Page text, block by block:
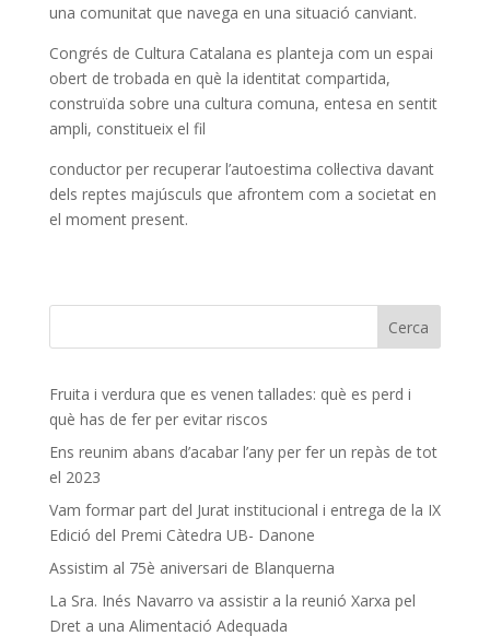
una comunitat que navega en una situació canviant.
Congrés de Cultura Catalana es planteja com un espai
obert de trobada en què la identitat compartida,
construïda sobre una cultura comuna, entesa en sentit
ampli, constitueix el fil
conductor per recuperar l’autoestima col·lectiva davant
dels reptes majúsculs que afrontem com a societat en
el moment present.
Fruita i verdura que es venen tallades: què es perd i
què has de fer per evitar riscos
Ens reunim abans d’acabar l’any per fer un repàs de tot
el 2023
Vam formar part del Jurat institucional i entrega de la IX
Edició del Premi Càtedra UB- Danone
Assistim al 75è aniversari de Blanquerna
La Sra. Inés Navarro va assistir a la reunió Xarxa pel
Dret a una Alimentació Adequada